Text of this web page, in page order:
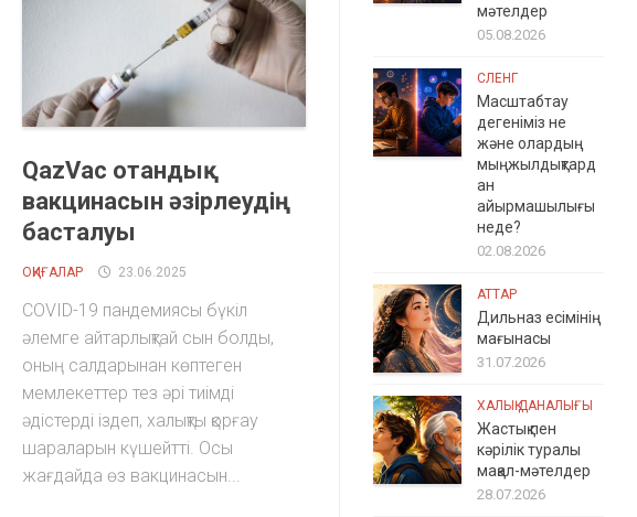
QazVac отандық
вакцинасын әзірлеудің
басталуы
ОҚИҒАЛАР 23.06.2025
COVID-19 пандемиясы бүкіл
әлемге айтарлықтай сын болды,
оның салдарынан көптеген
мемлекеттер тез әрі тиімді
әдістерді іздеп, халықты қорғау
шараларын күшейтті. Осы
жағдайда өз вакцинасын...
мәтелдер
05.08.2026
СЛЕНГ
Масштабтау
дегеніміз не
және олардың
мыңжылдықтард
ан
айырмашылығы
неде?
02.08.2026
АТТАР
Дильназ есімінің
мағынасы
31.07.2026
ХАЛЫҚ ДАНАЛЫҒЫ
Жастық пен
кәрілік туралы
мақал-мәтелдер
28.07.2026